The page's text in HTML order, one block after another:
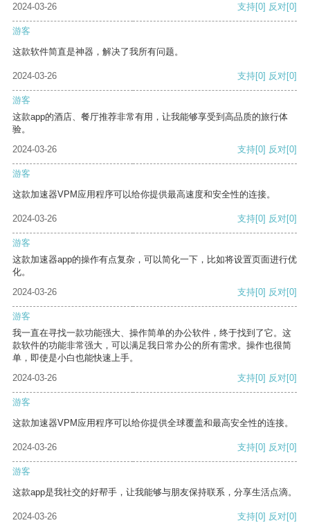
2024-03-26 支持[0] 反对[0]
游客
这款软件简直是神器，解决了我所有问题。
2024-03-26 支持[0] 反对[0]
游客
这款app的酒店、餐厅推荐非常有用，让我能够享受到高品质的旅行体
验。
2024-03-26
支持[0] 反对[0]
游客
这款加速器VPM应用程序可以给你提供最高速度和安全性的连接。
2024-03-26 支持[0] 反对[0]
游客
这款加速器app的操作有点复杂，可以简化一下，比如将设置页面进行优
化。
2024-03-26
支持[0] 反对[0]
游客
我一直在寻找一款功能强大、操作简单的办公软件，终于找到了它。这
款软件的功能非常强大，可以满足我日常办公的所有需求。操作也很简
单，即使是小白也能快速上手。
2024-03-26
支持[0] 反对[0]
游客
这款加速器VPM应用程序可以给你提供全球覆盖和最高安全性的连接。
2024-03-26 支持[0] 反对[0]
游客
这款app是我社交的好帮手，让我能够与朋友保持联系，分享生活点滴。
2024-03-26 支持[0] 反对[0]